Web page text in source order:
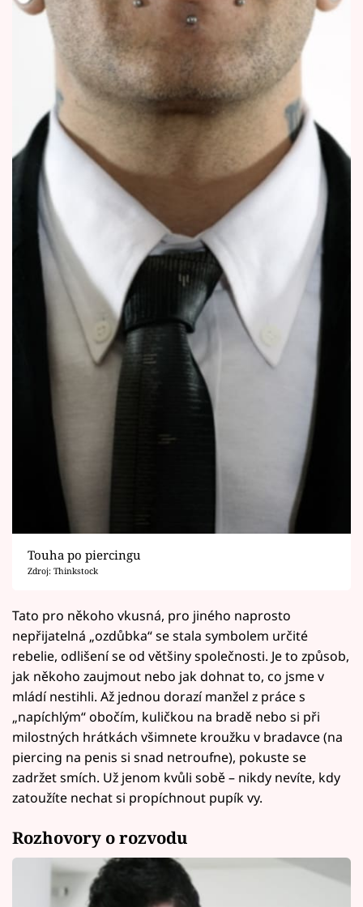
Touha po piercingu
Zdroj: Thinkstock
Tato pro někoho vkusná, pro jiného naprosto
nepřijatelná „ozdůbka“ se stala symbolem určité
rebelie, odlišení se od většiny společnosti. Je to způsob,
jak někoho zaujmout nebo jak dohnat to, co jsme v
mládí nestihli. Až jednou dorazí manžel z práce s
„napíchlým“ obočím, kuličkou na bradě nebo si při
milostných hrátkách všimnete kroužku v bradavce (na
piercing na penis si snad netroufne), pokuste se
zadržet smích. Už jenom kvůli sobě – nikdy nevíte, kdy
zatoužíte nechat si propíchnout pupík vy.
Rozhovory o rozvodu